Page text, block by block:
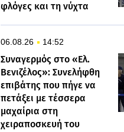
φλόγες και τη νύχτα
06.08.26 14:52
Συναγερμός στο «Ελ.
Βενιζέλος»: Συνελήφθη
επιβάτης που πήγε να
πετάξει με τέσσερα
μαχαίρια στη
χειραποσκευή του